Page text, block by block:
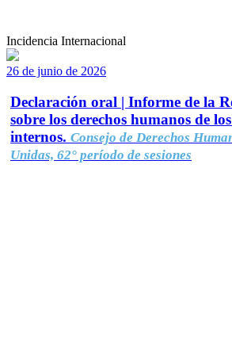
Incidencia Internacional
26 de junio de 2026
Declaración oral | Informe de la
sobre los derechos humanos de
internos. Consejo de Derechos
Unidas, 62° período de sesiones